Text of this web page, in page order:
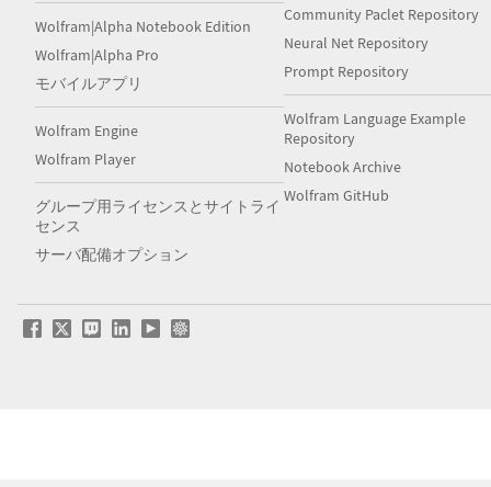
Wolfram|Alpha Notebook Edition
Wolfram|Alpha Pro
モバイルアプリ
Wolfram Engine
Wolfram Player
グループ用ライセンスとサイトライ
センス
サーバ配備オプション
Community Paclet Repository
Neural Net Repository
Prompt Repository
Wolfram Language Example
Repository
Notebook Archive
Wolfram GitHub